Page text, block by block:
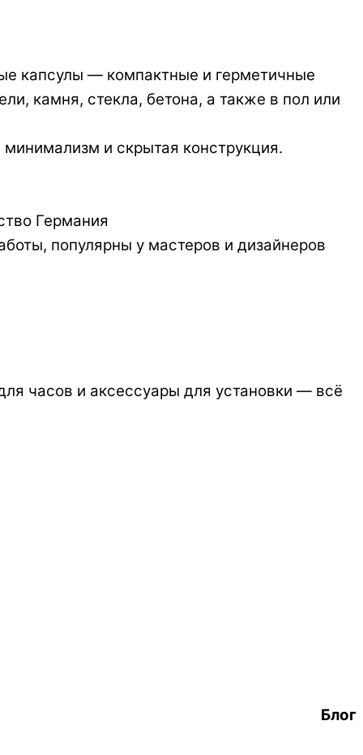
капсулы — компактные и герметичные
камня, стекла, бетона, а также в пол или
и скрытая конструкция.
Германия
популярны у мастеров и дизайнеров
часов и аксессуары для установки — всё
Блог